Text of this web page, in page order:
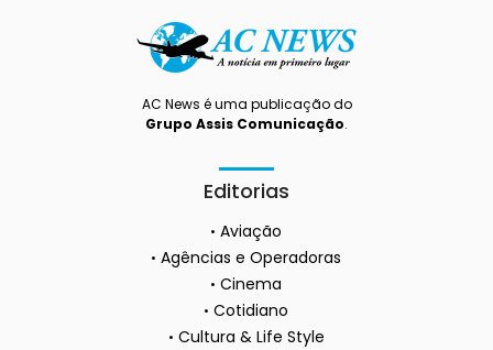
AC News é uma publicação do
Grupo Assis Comunicação.
Editorias
Aviação
Agências e Operadoras
Cinema
Cotidiano
Cultura & Life Style